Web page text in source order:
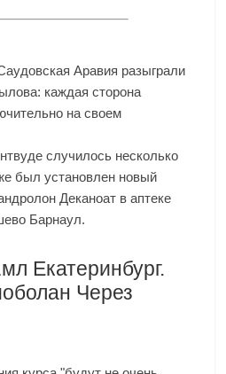
Аравия разыграли
каждая сторона
на своем
случилось несколько
был установлен новый
Деканоат в аптеке
Барнаул.
Екатеринбург.
Через